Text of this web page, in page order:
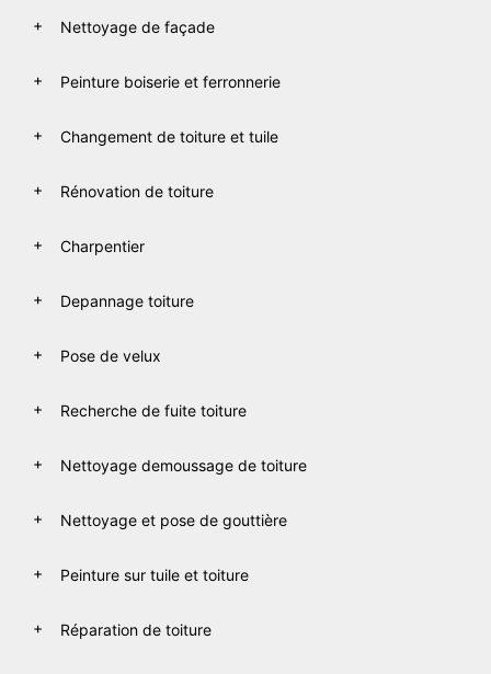
Nettoyage de façade
Peinture boiserie et ferronnerie
Changement de toiture et tuile
Rénovation de toiture
Charpentier
Depannage toiture
Pose de velux
Recherche de fuite toiture
Nettoyage demoussage de toiture
Nettoyage et pose de gouttière
Peinture sur tuile et toiture
Réparation de toiture